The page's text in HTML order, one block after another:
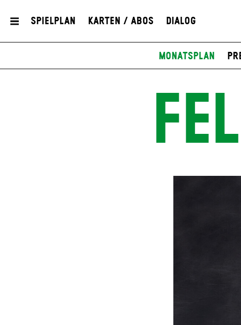
Spielplan Karten / Abos Dialog
Monatsplan